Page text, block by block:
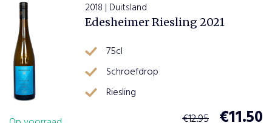
2018 | Duitsland
Edesheimer Riesling 2021
75cl
Schroefdrop
Riesling
€12.95 €11.50